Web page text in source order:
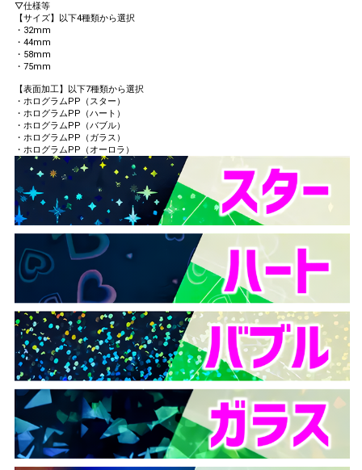
▽仕様等
【サイズ】以下4種類から選択
・32mm
・44mm
・58mm
・75mm
【表面加工】以下7種類から選択
・ホログラムPP（スター）
・ホログラムPP（ハート）
・ホログラムPP（バブル）
・ホログラムPP（ガラス）
・ホログラムPP（オーロラ）